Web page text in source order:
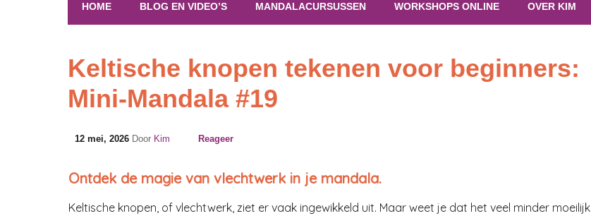
HOME BLOG EN VIDEO’S MANDALACURSUSSEN WORKSHOPS ONLINE OVER KIM
Keltische knopen tekenen voor beginners:
Mini-Mandala #19
12 mei, 2026 Door Kim Reageer
Ontdek de magie van vlechtwerk in je mandala.
Keltische knopen, of vlechtwerk, ziet er vaak ingewikkeld uit. Maar weet je dat het veel minder moeilijk